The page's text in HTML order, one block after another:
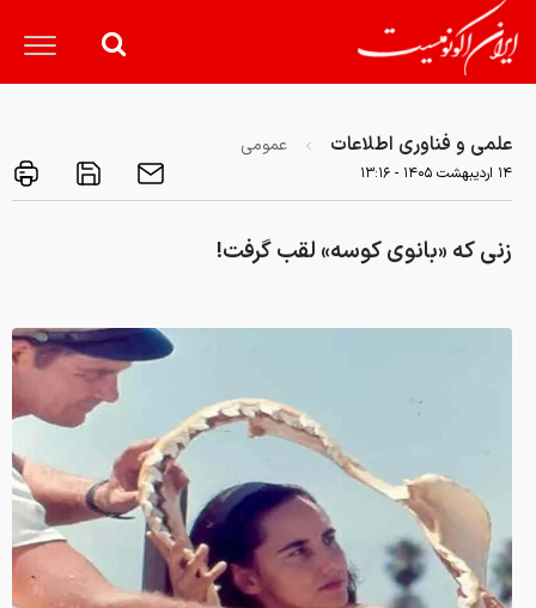
علمی و فناوری اطلاعات عمومی
۱۴ ارديبهشت ۱۴۰۵ - ۱۳:۱۶
زنی که «بانوی کوسه» لقب گرفت!